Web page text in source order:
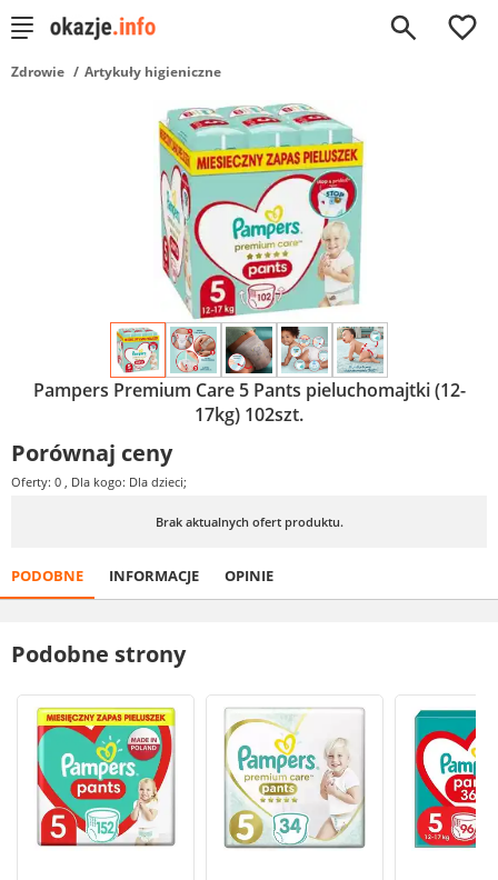
0
Zdrowie Artykuły higieniczne
Pampers Premium Care 5 Pants pieluchomajtki (12-
17kg) 102szt.
Porównaj ceny
Oferty: 0 , Dla kogo: Dla dzieci;
Brak aktualnych ofert produktu.
PODOBNE INFORMACJE OPINIE
Podobne strony